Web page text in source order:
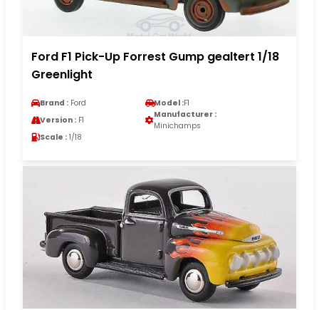
Ford F1 Pick-Up Forrest Gump gealtert 1/18
Greenlight
Brand : Ford Model :F1
Version : F1
Manufacturer :
Minichamps
Scale : 1/18